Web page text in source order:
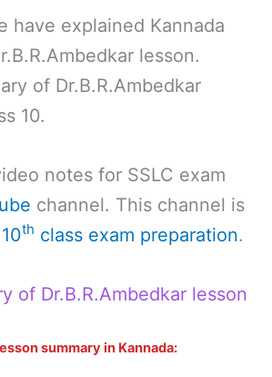
have explained Kannada
lesson.
of Dr.B.R.Ambedkar
10.
notes for SSLC exam
channel. This channel is
10th class exam preparation.
of Dr.B.R.Ambedkar lesson
summary in Kannada: